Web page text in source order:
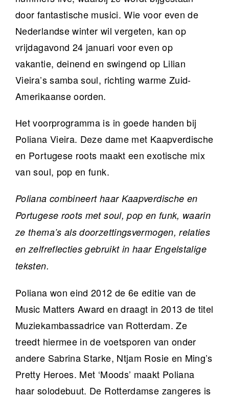
door fantastische musici. Wie voor even de
Nederlandse winter wil vergeten, kan op
vrijdagavond 24 januari voor even op
vakantie, deinend en swingend op Lilian
Vieira’s samba soul, richting warme Zuid-
Amerikaanse oorden.
Het voorprogramma is in goede handen bij
Poliana Vieira. Deze dame met Kaapverdische
en Portugese roots maakt een exotische mix
van soul, pop en funk.
Poliana combineert haar Kaapverdische en
Portugese roots met soul, pop en funk, waarin
ze thema’s als doorzettingsvermogen, relaties
en zelfreflecties gebruikt in haar Engelstalige
teksten.
Poliana won eind 2012 de 6e editie van de
Music Matters Award en draagt in 2013 de titel
Muziekambassadrice van Rotterdam. Ze
treedt hiermee in de voetsporen van onder
andere Sabrina Starke, Ntjam Rosie en Ming’s
Pretty Heroes. Met ‘Moods’ maakt Poliana
haar solodebuut. De Rotterdamse zangeres is